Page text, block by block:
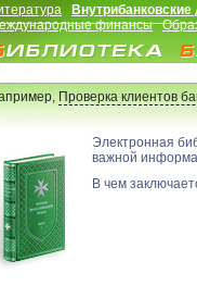
финансы
Проверка клиентов
Электронная
важной
В чем